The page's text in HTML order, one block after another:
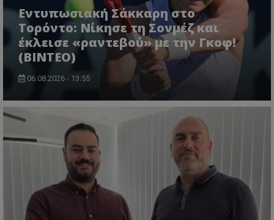
Εντυπωσιακή Σάκκαρη στο
Τορόντο: Νίκησε τη Σονμέζ και
έκλεισε «ραντεβού» με την Γκοφ!
(ΒΙΝΤΕΟ)
06.08.2026 - 13:55